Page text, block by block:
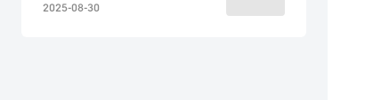
2025-08-30